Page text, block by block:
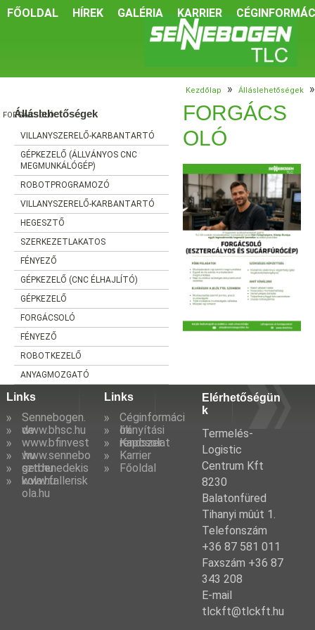
FŐOLDAL HÍREK GALÉRIA KARRIER
Kezdőlap » Álláslehetőségek »
FORGÁCSOLÓ
FORGÁCS
OLÓ
Álláslehetőségek
VILLANYSZERELŐ-KARBANTARTÓ
GÉPKEZELŐ (ÁLLVÁNYOS CNC
MEGMUNKÁLÓGÉP)
ROBOTPROGRAMOZÓ
VILLANYSZERELŐ-KARBANTARTÓ
HEGESZTŐ
SZERKEZETLAKATOS
FÉNYEZŐ
GÉPKEZELŐ (CNC ÉLHAJLÍTÓ)
GÉPKEZELŐ
FORGÁCSOLÓ
FÉNYEZŐ
ROBOTKEZELŐ
ANYAGMOZGATÓ
Links
Sennebogen.
de
www.bhsc.hu
www.bfinvest
.hu
www.sennebo
gen.hu
sztbenedekis
kola.hu
www.fallerisk
ola.hu
Links
Céginformáci
ók
Irányítási
rendszer
Kapcsolat
Karrier
Főoldal
Elérhetőségün
k
Termelés-
Logistic
Centrum Kft
8230
Balatonfüred
Tihanyi mûút 1.
Telefonszám
+36 87 581 011
Faxszám +36 87
343 208
E-mail
tlckft@tlckft.hu